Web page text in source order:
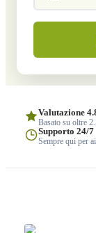
Valutazione
Basato su oltre
Supporto 24/7
Sempre qui per